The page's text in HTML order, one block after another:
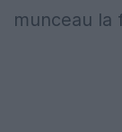
munceau la